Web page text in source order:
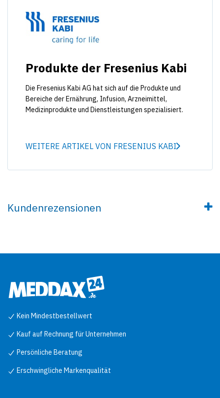
Produkte der Fresenius Kabi
Die Fresenius Kabi AG hat sich auf die Produkte und
Bereiche der Ernährung, Infusion, Arzneimittel,
Medizinprodukte und Dienstleistungen spezialisiert.
WEITERE ARTIKEL VON FRESENIUS KABI
Kundenrezensionen
Kein Mindestbestellwert
Kauf auf Rechnung für Unternehmen
Persönliche Beratung
Erschwingliche Markenqualität